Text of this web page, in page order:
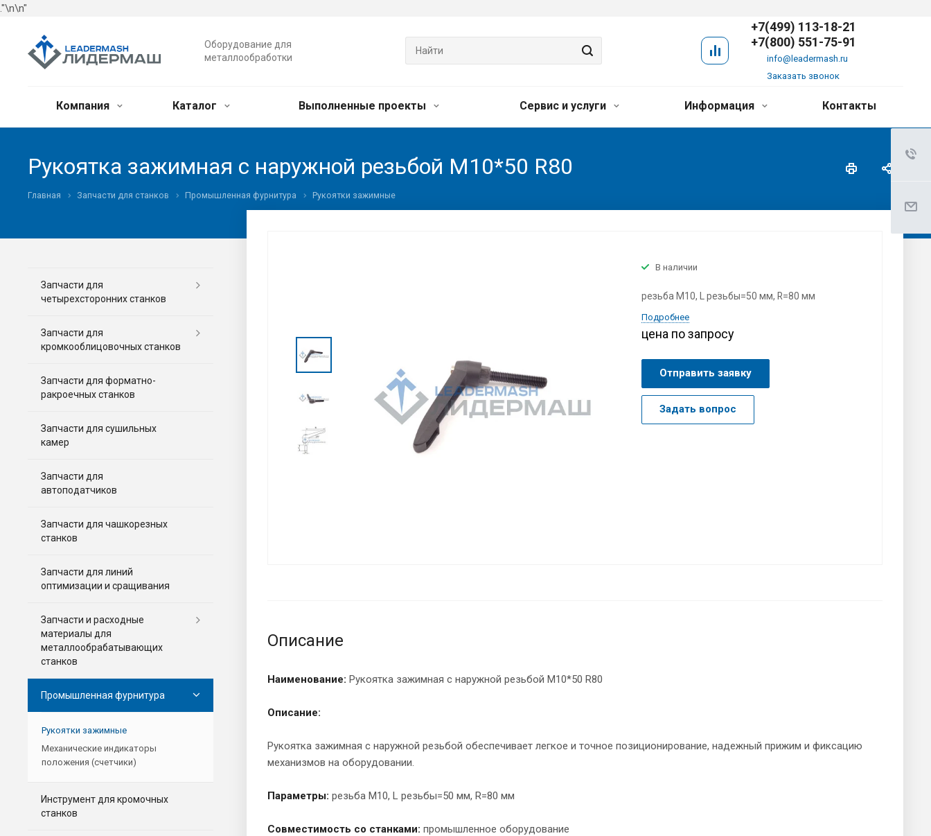
."\n\n"
Оборудование для
металлообработки
+7(499) 113-18-21
+7(800) 551-75-91
info@leadermash.ru
Заказать звонок
Компания Каталог Выполненные проекты Сервис и услуги Информация Контакты
Рукоятка зажимная с наружной резьбой M10*50 R80
Главная Запчасти для станков Промышленная фурнитура Рукоятки зажимные
В наличии
резьба M10, L резьбы=50 мм, R=80 мм
Подробнее
цена по запросу
Отправить заявку
Задать вопрос
Описание
Наименование: Рукоятка зажимная с наружной резьбой M10*50 R80
Описание:
Рукоятка зажимная с наружной резьбой обеспечивает легкое и точное позиционирование, надежный прижим и фиксацию
механизмов на оборудовании.
Параметры: резьба M10, L резьбы=50 мм, R=80 мм
Совместимость со станками: промышленное оборудование
Запчасти для
четырехсторонних станков
Запчасти для
кромкооблицовочных станков
Запчасти для форматно-
ракроечных станков
Запчасти для сушильных
камер
Запчасти для
автоподатчиков
Запчасти для чашкорезных
станков
Запчасти для линий
оптимизации и сращивания
Запчасти и расходные
материалы для
металлообрабатывающих
станков
Промышленная фурнитура
Рукоятки зажимные
Механические индикаторы
положения (счетчики)
Инструмент для кромочных
станков